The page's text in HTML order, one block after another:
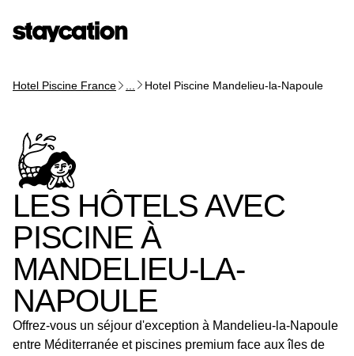
Hotel Piscine France Hotel Piscine Mandelieu-la-Napoule
LES HÔTELS AVEC
PISCINE À
MANDELIEU-LA-
NAPOULE
Offrez-vous un séjour d'exception à Mandelieu-la-Napoule
entre Méditerranée et piscines premium face aux îles de